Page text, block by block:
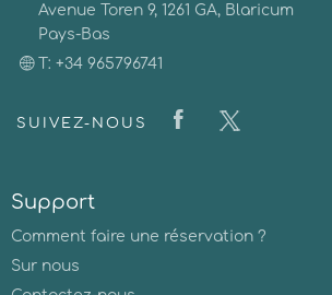
Avenue Toren 9, 1261 GA, Blaricum
Pays-Bas
T: +34 965796741
SUIVEZ-NOUS
Support
Comment faire une réservation ?
Sur nous